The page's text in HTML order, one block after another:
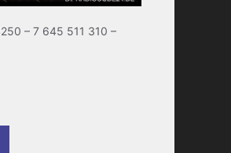
– 7 645 511 310 –